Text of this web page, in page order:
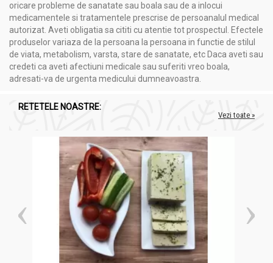
Indicații:
Menținerea sănătății și funcționalității sistemului
osteoarticular
Susținerea persoanelor afectate de osteoartrită
Îmbunătățirea mobilității articulațiilor
Sprijinirea femeilor aflate în perioada menopauzei
Pentru sportivi și persoane active care suprasolicită
Precauții, atenționări și sfaturi:
BoneFactor [MSM Glucozamina Condroitina] 60cps -
ADAMS SUPPLEMENTS
BoneFactor este un supliment alimentar și nu ar trebui
să fie utilizat ca substitut pentru o dietă variată și
echilibrată.
Asigurați-vă că nu depășiți doza zilnică recomandată a
acestui supliment.
În cazul în care sunteți gravidă sau alăptați, este esențial
să consultați medicul înainte de a începe utilizarea
oricare probleme de sanatate sau boala sau de a inlocui
medicamentele si tratamentele prescrise de persoanalul medical
autorizat. Aveti obligatia sa cititi cu atentie tot prospectul. Efectele
produselor variaza de la persoana la persoana in functie de stilul
de viata, metabolism, varsta, stare de sanatate, etc Daca aveti sau
credeti ca aveti afectiuni medicale sau suferiti vreo boala,
adresati-va de urgenta medicului dumneavoastra.
RETETELE NOASTRE:
Vezi toate »